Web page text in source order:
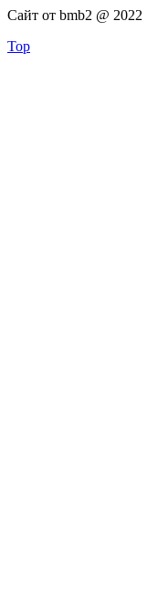
Сайт от bmb2 @ 2022
Top